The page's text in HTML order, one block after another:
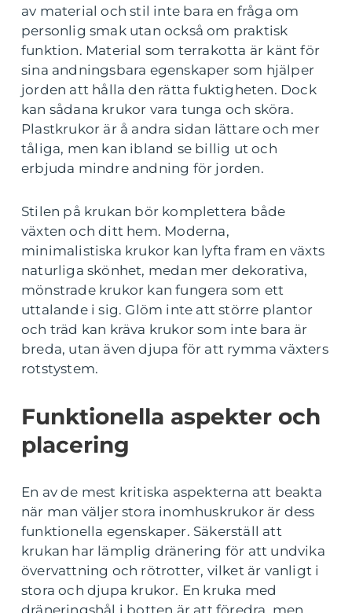
av material och stil inte bara en fråga om
personlig smak utan också om praktisk
funktion. Material som terrakotta är känt för
sina andningsbara egenskaper som hjälper
jorden att hålla den rätta fuktigheten. Dock
kan sådana krukor vara tunga och sköra.
Plastkrukor är å andra sidan lättare och mer
tåliga, men kan ibland se billig ut och
erbjuda mindre andning för jorden.
Stilen på krukan bör komplettera både
växten och ditt hem. Moderna,
minimalistiska krukor kan lyfta fram en växts
naturliga skönhet, medan mer dekorativa,
mönstrade krukor kan fungera som ett
uttalande i sig. Glöm inte att större plantor
och träd kan kräva krukor som inte bara är
breda, utan även djupa för att rymma växters
rotstystem.
Funktionella aspekter och
placering
En av de mest kritiska aspekterna att beakta
när man väljer stora inomhuskrukor är dess
funktionella egenskaper. Säkerställ att
krukan har lämplig dränering för att undvika
övervattning och rötrotter, vilket är vanligt i
stora och djupa krukor. En kruka med
dräneringshål i botten är att föredra, men